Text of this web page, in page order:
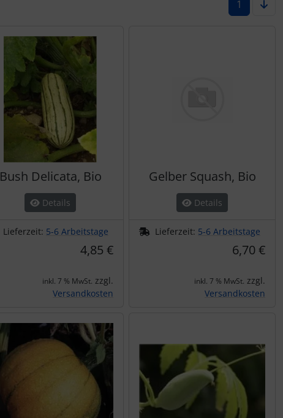
1
Bush Delicata, Bio
Details
Lieferzeit: 5-6 Arbeitstage
4,85 €
inkl. 7 % MwSt. zzgl.
Versandkosten
Gelber Squash, Bio
Details
Lieferzeit: 5-6 Arbeitstage
6,70 €
inkl. 7 % MwSt. zzgl.
Versandkosten